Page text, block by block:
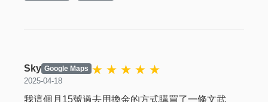
Sky Google Maps ★ ★ ★ ★ ★
2025-04-18
我這個月15號過去用換金的方式購買了一條文武